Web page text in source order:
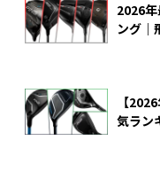
2026
ング｜
【
気ラン